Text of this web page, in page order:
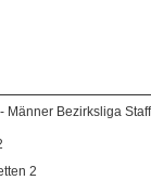
Männer Bezirksliga
2